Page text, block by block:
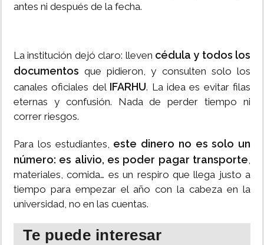
antes ni después de la fecha.
La institución dejó claro: lleven cédula y todos los
documentos que pidieron, y consulten solo los
canales oficiales del IFARHU. La idea es evitar filas
eternas y confusión. Nada de perder tiempo ni
correr riesgos.
Para los estudiantes, este dinero no es solo un
número: es alivio, es poder pagar transporte,
materiales, comida… es un respiro que llega justo a
tiempo para empezar el año con la cabeza en la
universidad, no en las cuentas.
Te puede interesar